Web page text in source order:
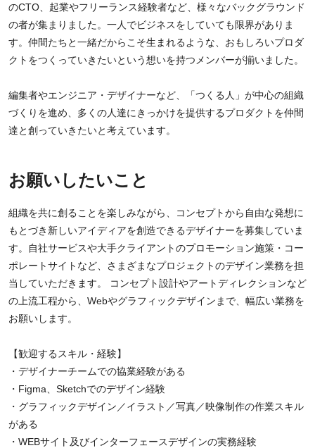
のCTO、起業やフリーランス経験者など、様々なバックグラウンド
の者が集まりました。一人でビジネスをしていても限界がありま
す。仲間たちと一緒だからこそ生まれるような、おもしろいプロダ
クトをつくっていきたいという想いを持つメンバーが揃いました。
編集者やエンジニア・デザイナーなど、「つくる人」が中心の組織
づくりを進め、多くの人達にきっかけを提供するプロダクトを仲間
達と創っていきたいと考えています。
お願いしたいこと
組織を共に創ることを楽しみながら、コンセプトから自由な発想に
もとづき新しいアイディアを創造できるデザイナーを募集していま
す。自社サービスや大手クライアントのプロモーション施策・コー
ポレートサイトなど、さまざまなプロジェクトのデザイン業務を担
当していただきます。 コンセプト設計やアートディレクションなど
の上流工程から、Webやグラフィックデザインまで、幅広い業務を
お願いします。
【歓迎するスキル・経験】
・デザイナーチームでの協業経験がある
・Figma、Sketchでのデザイン経験
・グラフィックデザイン／イラスト／写真／映像制作の作業スキル
がある
・WEBサイト及びインターフェースデザインの実務経験